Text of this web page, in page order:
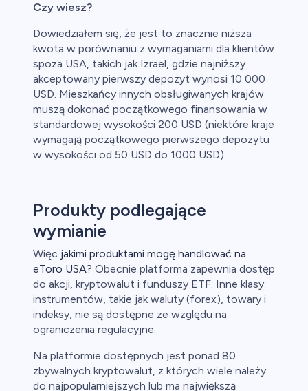
Czy wiesz?
Dowiedziałem się, że jest to znacznie niższa
kwota w porównaniu z wymaganiami dla klientów
spoza USA, takich jak Izrael, gdzie najniższy
akceptowany pierwszy depozyt wynosi 10 000
USD. Mieszkańcy innych obsługiwanych krajów
muszą dokonać początkowego finansowania w
standardowej wysokości 200 USD (niektóre kraje
wymagają początkowego pierwszego depozytu
w wysokości od 50 USD do 1000 USD).
Produkty podlegające
wymianie
Więc jakimi produktami mogę handlować na
eToro USA? Obecnie platforma zapewnia dostęp
do akcji, kryptowalut i funduszy ETF. Inne klasy
instrumentów, takie jak waluty (forex), towary i
indeksy, nie są dostępne ze względu na
ograniczenia regulacyjne.
Na platformie dostępnych jest ponad 80
zbywalnych kryptowalut, z których wiele należy
do najpopularniejszych lub ma największą